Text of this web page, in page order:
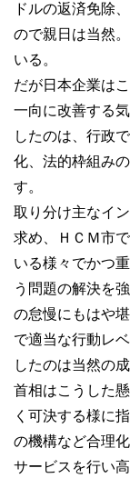
ドルの返済免除
ので親日は当然
いる。
だが日本企業は
一向に改善する
したのは、行政
化、法的枠組み
す。
取り分け主なイ
求め、ＨＣＭ市
いる様々でかつ
う問題の解決を
の怠慢にもはや
で適当な行動レ
したのは当然の成
首相はこうした
く可決する様に
の機構など合理
サービスを行い